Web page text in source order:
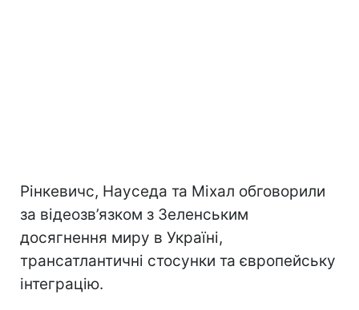
Рінкевичс, Науседа та Міхал обговорили
за відеозв’язком з Зеленським
досягнення миру в Україні,
трансатлантичні стосунки та європейську
інтеграцію.